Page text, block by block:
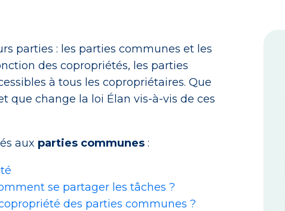
parties : les parties communes et les
des copropriétés, les parties
à tous les copropriétaires. Que
que change la loi Élan vis-à-vis de ces
aux parties communes :
se partager les tâches ?
des parties communes ?